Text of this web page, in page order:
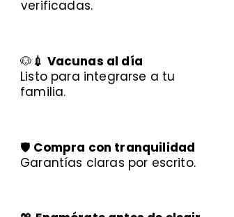
verificadas.
🐶 💉 Vacunas al día
Listo para integrarse a tu
familia.
🛡️ Compra con tranquilidad
Garantías claras por escrito.